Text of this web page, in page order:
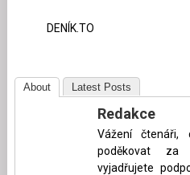
DENÍK.TO
About Latest Posts
Redakce
Vážení čtenáři,
poděkovat za
vyjadřujete